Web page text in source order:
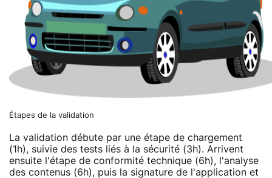
Étapes de la validation
La validation débute par une étape de chargement
(1h), suivie des tests liés à la sécurité (3h). Arrivent
ensuite l'étape de conformité technique (6h), l'analyse
des contenus (6h), puis la signature de l'application et